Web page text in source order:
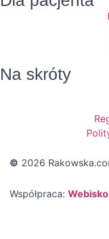
Na skróty
© 2026
Współpraca: